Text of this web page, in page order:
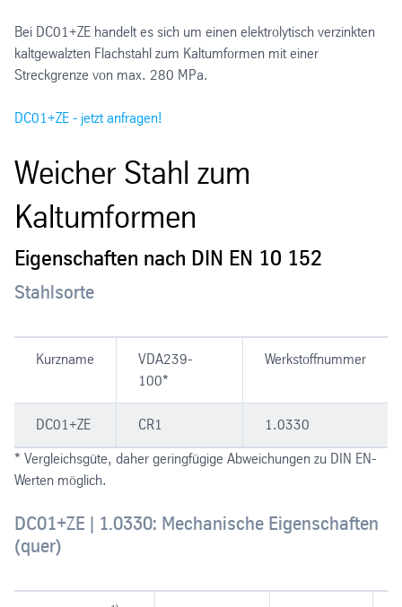
Bei DC01+ZE handelt es sich um einen elektrolytisch verzinkten
kaltgewalzten Flachstahl zum Kaltumformen mit einer
Streckgrenze von max. 280 MPa.
DC01+ZE - jetzt anfragen!
Weicher Stahl zum
Kaltumformen
Eigenschaften nach DIN EN 10 152
Stahlsorte
Kurzname
VDA239-
100*
Werkstoffnummer
DC01+ZE CR1
1.0330
* Vergleichsgüte, daher geringfügige Abweichungen zu DIN EN-
Werten möglich.
DC01+ZE | 1.0330: Mechanische Eigenschaften
(quer)